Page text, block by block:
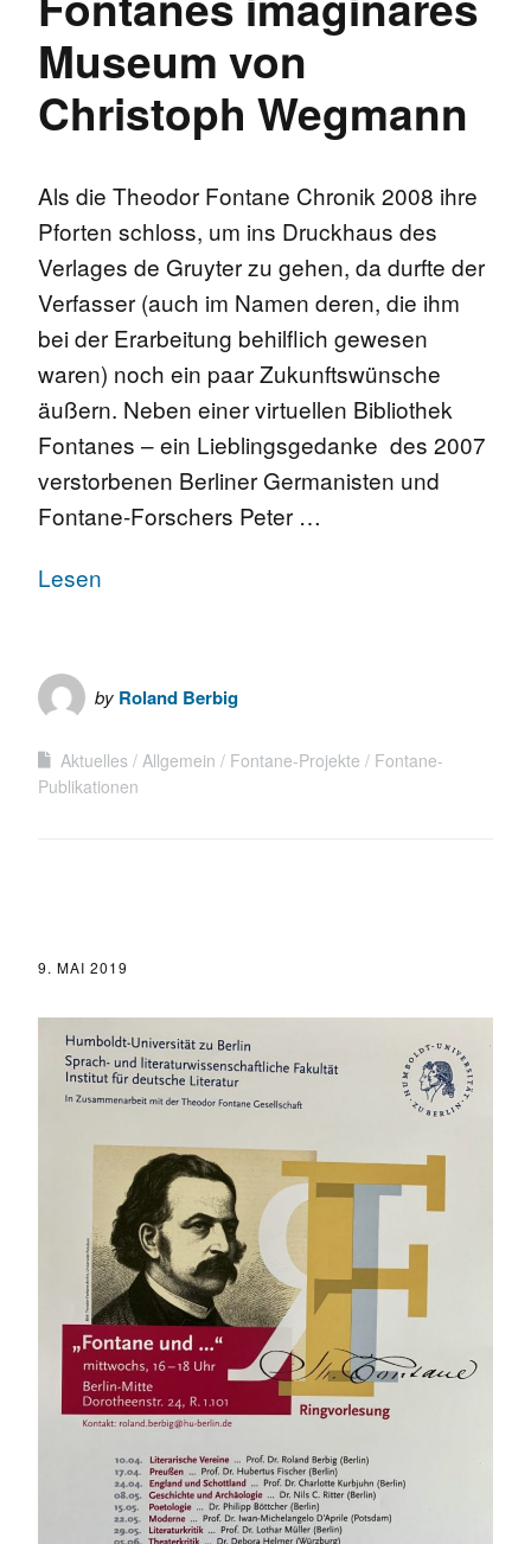
Museum von
Christoph Wegmann
Als die Theodor Fontane Chronik 2008 ihre
Pforten schloss, um ins Druckhaus des
Verlages de Gruyter zu gehen, da durfte der
Verfasser (auch im Namen deren, die ihm
bei der Erarbeitung behilflich gewesen
waren) noch ein paar Zukunftswünsche
äußern. Neben einer virtuellen Bibliothek
Fontanes – ein Lieblingsgedanke des 2007
verstorbenen Berliner Germanisten und
Fontane-Forschers Peter …
Lesen
by Roland Berbig
Aktuelles Allgemein Fontane-Projekte
Fontane-
Publikationen
9. MAI 2019